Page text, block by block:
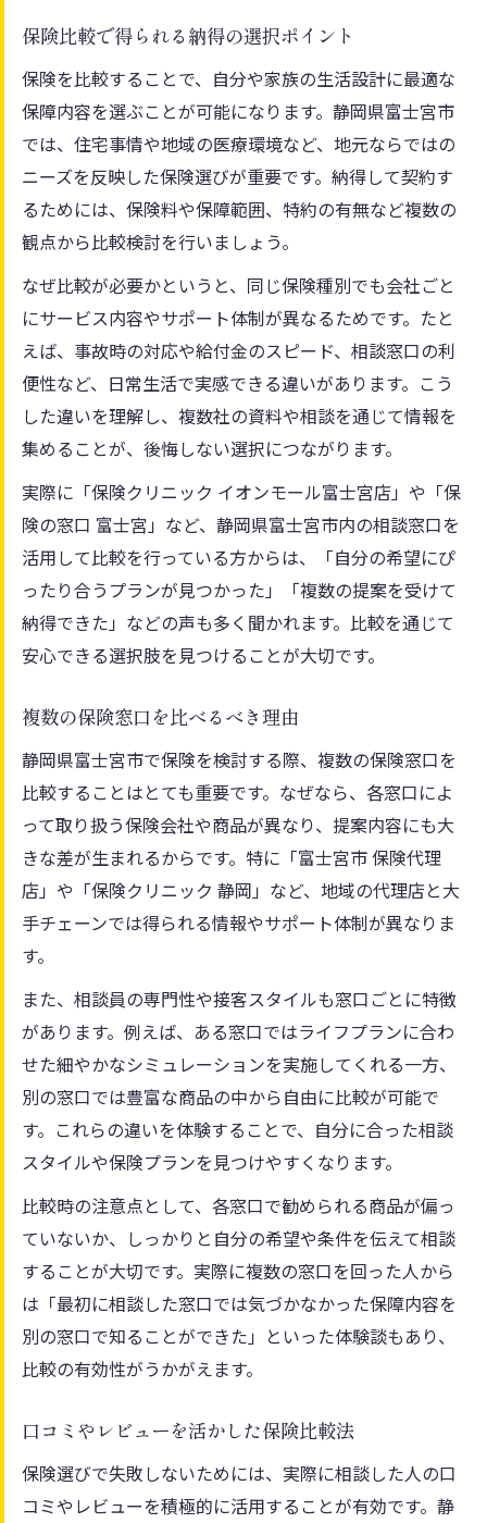
保険比較で得られる納得の選択ポイント
保険を比較することで、自分や家族の生活設計に最適な
保障内容を選ぶことが可能になります。静岡県富士宮市
では、住宅事情や地域の医療環境など、地元ならではの
ニーズを反映した保険選びが重要です。納得して契約す
るためには、保険料や保障範囲、特約の有無など複数の
観点から比較検討を行いましょう。
なぜ比較が必要かというと、同じ保険種別でも会社ごと
にサービス内容やサポート体制が異なるためです。たと
えば、事故時の対応や給付金のスピード、相談窓口の利
便性など、日常生活で実感できる違いがあります。こう
した違いを理解し、複数社の資料や相談を通じて情報を
集めることが、後悔しない選択につながります。
実際に「保険クリニック イオンモール富士宮店」や「保
険の窓口 富士宮」など、静岡県富士宮市内の相談窓口を
活用して比較を行っている方からは、「自分の希望にぴ
ったり合うプランが見つかった」「複数の提案を受けて
納得できた」などの声も多く聞かれます。比較を通じて
安心できる選択肢を見つけることが大切です。
複数の保険窓口を比べるべき理由
静岡県富士宮市で保険を検討する際、複数の保険窓口を
比較することはとても重要です。なぜなら、各窓口によ
って取り扱う保険会社や商品が異なり、提案内容にも大
きな差が生まれるからです。特に「富士宮市 保険代理
店」や「保険クリニック 静岡」など、地域の代理店と大
手チェーンでは得られる情報やサポート体制が異なりま
す。
また、相談員の専門性や接客スタイルも窓口ごとに特徴
があります。例えば、ある窓口ではライフプランに合わ
せた細やかなシミュレーションを実施してくれる一方、
別の窓口では豊富な商品の中から自由に比較が可能で
す。これらの違いを体験することで、自分に合った相談
スタイルや保険プランを見つけやすくなります。
比較時の注意点として、各窓口で勧められる商品が偏っ
ていないか、しっかりと自分の希望や条件を伝えて相談
することが大切です。実際に複数の窓口を回った人から
は「最初に相談した窓口では気づかなかった保障内容を
別の窓口で知ることができた」といった体験談もあり、
比較の有効性がうかがえます。
口コミやレビューを活かした保険比較法
保険選びで失敗しないためには、実際に相談した人の口
コミやレビューを積極的に活用することが有効です。静